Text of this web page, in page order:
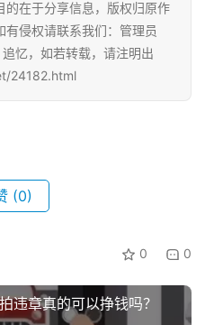
的在于分享信息，版权归原作
侵权请联系我们：管理员
忆，如若转载，请注明出
24182.html
(0)
0 0
违章真的可以挣钱吗？